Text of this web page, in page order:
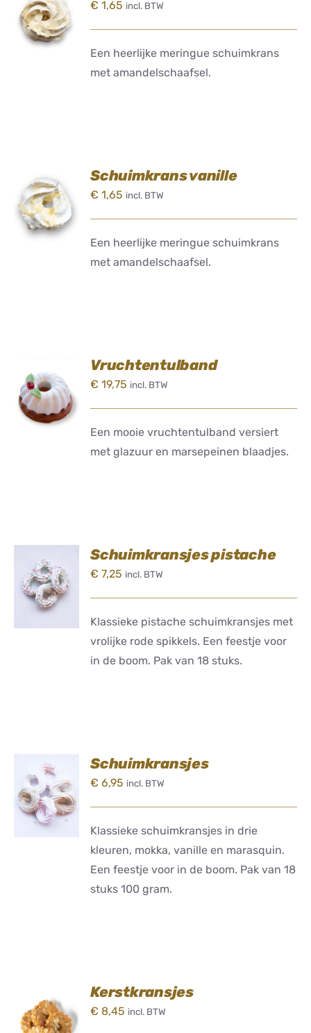
AAN
WINKELWAGEN
/
DETAILS
€ 1,65 incl. BTW
Een heerlijke meringue schuimkrans
met amandelschaafsel.
TOEVOEGEN
AAN
WINKELWAGEN
/
DETAILS
Schuimkrans vanille
€ 1,65 incl. BTW
Een heerlijke meringue schuimkrans
met amandelschaafsel.
TOEVOEGEN
AAN
WINKELWAGEN
/
DETAILS
Vruchtentulband
€ 19,75 incl. BTW
Een mooie vruchtentulband versiert
met glazuur en marsepeinen blaadjes.
TOEVOEGEN
AAN
WINKELWAGEN
/
DETAILS
Schuimkransjes pistache
€ 7,25 incl. BTW
Klassieke pistache schuimkransjes met
vrolijke rode spikkels. Een feestje voor
in de boom. Pak van 18 stuks.
TOEVOEGEN
AAN
WINKELWAGEN
/
DETAILS
Schuimkransjes
€ 6,95 incl. BTW
Klassieke schuimkransjes in drie
kleuren, mokka, vanille en marasquin.
Een feestje voor in de boom. Pak van 18
stuks 100 gram.
TOEVOEGEN
AAN
WINKELWAGEN
Kerstkransjes
€ 8,45 incl. BTW